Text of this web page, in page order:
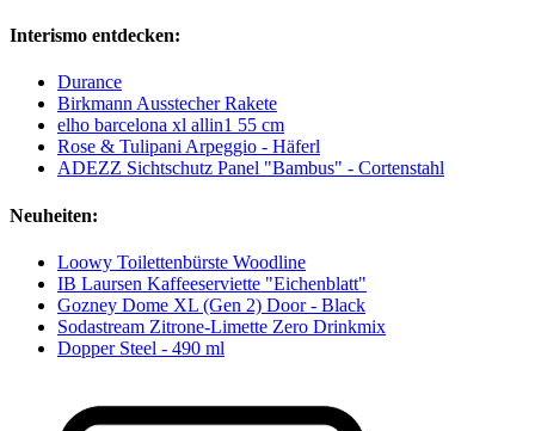
Interismo entdecken:
Durance
Birkmann Ausstecher Rakete
elho barcelona xl allin1 55 cm
Rose & Tulipani Arpeggio - Häferl
ADEZZ Sichtschutz Panel "Bambus" - Cortenstahl
Neuheiten:
Loowy Toilettenbürste Woodline
IB Laursen Kaffeeserviette "Eichenblatt"
Gozney Dome XL (Gen 2) Door - Black
Sodastream Zitrone-Limette Zero Drinkmix
Dopper Steel - 490 ml